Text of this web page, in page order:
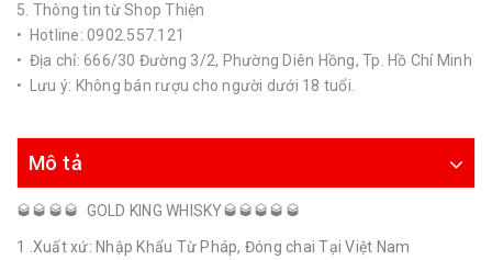
5. Thông tin từ Shop Thiện
• Hotline: 0902.557.121
• Địa chỉ: 666/30 Đường 3/2, Phường Diên Hồng, Tp. Hồ Chí Minh
• Lưu ý: Không bán rượu cho người dưới 18 tuổi.
Mô tả
🥃🥃🥃🥃 GOLD KING WHISKY🥃🥃🥃🥃🥃
1 .Xuất xứ: Nhập Khẩu Từ Pháp, Đóng chai Tại Việt Nam